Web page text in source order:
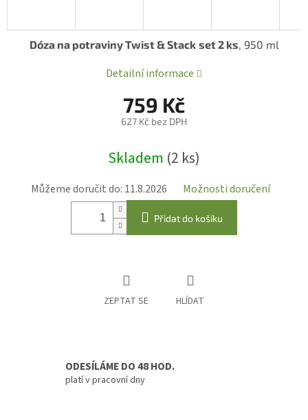
759 Kč
627 Kč bez DPH
cena:
Skladem (2 ks)
Můžeme doručit do: 11.8.2026 Možnosti doručení
Přidat do košíku
Dóza na potraviny Twist & Stack set 2 ks, 950 ml
Detailní informace
ZEPTAT SE HLÍDAT
ODESÍLÁME DO 48 HOD.
platí v pracovní dny